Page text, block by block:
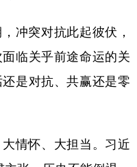
突对抗此起彼伏，
临关乎前途命运的关
是对抗、共赢还是零
情怀、大担当。习近